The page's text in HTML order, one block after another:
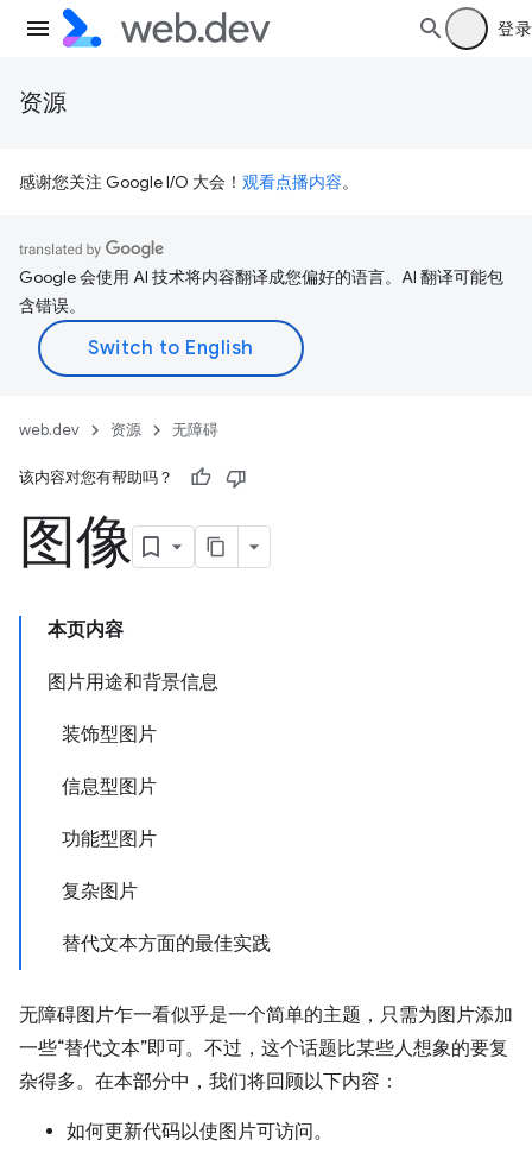
登录
资源
感谢您关注 Google I/O 大会！ 观看点播内容。
Google 会使用 AI 技术将内容翻译成您偏好的语言。AI 翻译可能包
含错误。
web.dev 资源 无障碍
该内容对您有帮助吗？
图像
本页内容
图片用途和背景信息
装饰型图片
信息型图片
功能型图片
复杂图片
替代文本方面的最佳实践
无障碍图片乍一看似乎是一个简单的主题，只需为图片添加
一些“替代文本”即可。不过，这个话题比某些人想象的要复
杂得多。在本部分中，我们将回顾以下内容：
如何更新代码以使图片可访问。